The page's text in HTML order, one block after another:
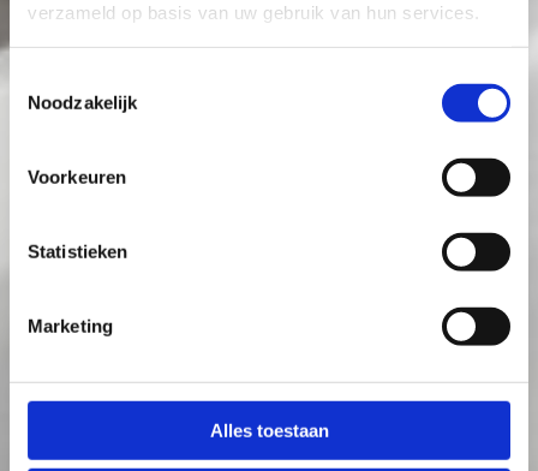
verzameld op basis van uw gebruik van hun services.
Noodzakelijk
Voorkeuren
Statistieken
Marketing
Alles toestaan